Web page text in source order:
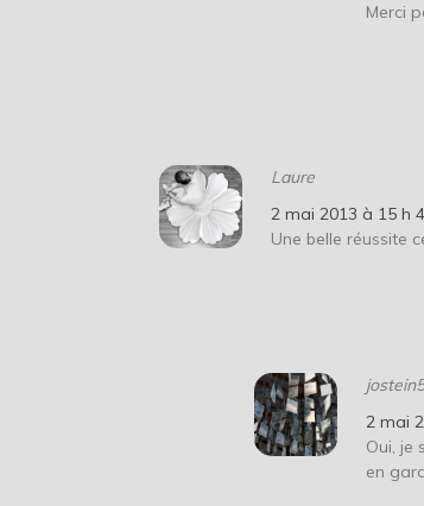
Merci
Laure
2 mai 2013 à 15 h
Une belle réussite
2 mai
Oui, je
en